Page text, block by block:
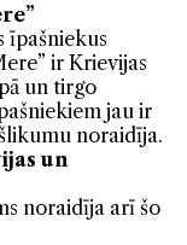
īpašniekus
ir Krievijas
un tirgo
jau ir
noraidīja.
un
noraidīja arī šo